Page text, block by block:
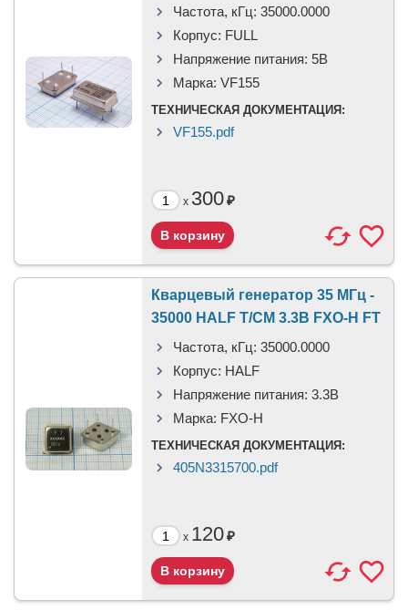
Частота, кГц: 35000.0000
Корпус: FULL
Напряжение питания: 5В
Марка: VF155
ТЕХНИЧЕСКАЯ ДОКУМЕНТАЦИЯ:
VF155.pdf
x 300₽
Кварцевый генератор 35 МГц -
35000 HALF T/CM 3.3В FXO-H FT
Частота, кГц: 35000.0000
Корпус: HALF
Напряжение питания: 3.3В
Марка: FXO-H
ТЕХНИЧЕСКАЯ ДОКУМЕНТАЦИЯ:
405N3315700.pdf
x 120₽